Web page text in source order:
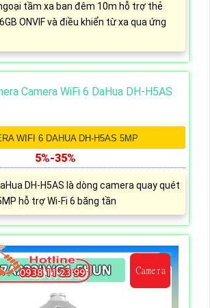
tầm xa ban đêm 10m hỗ trợ thẻ
ONVIF và điều khiển từ xa qua ứng
WIFI 6 DAHUA DH-H5AS 5MP
5%-35%
DH-H5AS là dòng camera quay quét
hỗ trợ Wi-Fi 6 băng tần